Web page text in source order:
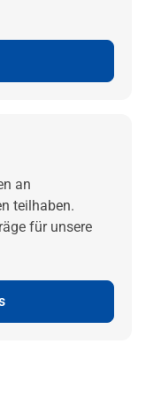
an
teilhaben.
für unsere